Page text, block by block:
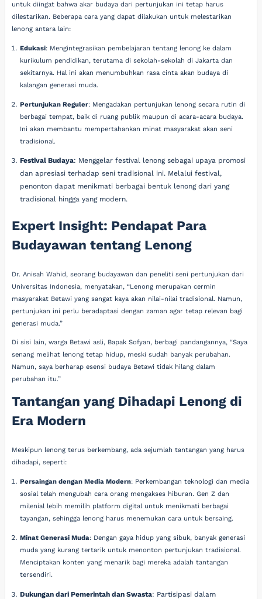
untuk diingat bahwa akar budaya dari pertunjukan ini tetap harus
dilestarikan. Beberapa cara yang dapat dilakukan untuk melestarikan
lenong antara lain:
Edukasi: Mengintegrasikan pembelajaran tentang lenong ke dalam
kurikulum pendidikan, terutama di sekolah-sekolah di Jakarta dan
sekitarnya. Hal ini akan menumbuhkan rasa cinta akan budaya di
kalangan generasi muda.
Pertunjukan Reguler: Mengadakan pertunjukan lenong secara rutin di
berbagai tempat, baik di ruang publik maupun di acara-acara budaya.
Ini akan membantu mempertahankan minat masyarakat akan seni
tradisional.
Festival Budaya: Menggelar festival lenong sebagai upaya promosi
dan apresiasi terhadap seni tradisional ini. Melalui festival,
penonton dapat menikmati berbagai bentuk lenong dari yang
tradisional hingga yang modern.
Expert Insight: Pendapat Para
Budayawan tentang Lenong
Dr. Anisah Wahid, seorang budayawan dan peneliti seni pertunjukan dari
Universitas Indonesia, menyatakan, “Lenong merupakan cermin
masyarakat Betawi yang sangat kaya akan nilai-nilai tradisional. Namun,
pertunjukan ini perlu beradaptasi dengan zaman agar tetap relevan bagi
generasi muda.”
Di sisi lain, warga Betawi asli, Bapak Sofyan, berbagi pandangannya, “Saya
senang melihat lenong tetap hidup, meski sudah banyak perubahan.
Namun, saya berharap esensi budaya Betawi tidak hilang dalam
perubahan itu.”
Tantangan yang Dihadapi Lenong di
Era Modern
Meskipun lenong terus berkembang, ada sejumlah tantangan yang harus
dihadapi, seperti:
Persaingan dengan Media Modern: Perkembangan teknologi dan media
sosial telah mengubah cara orang mengakses hiburan. Gen Z dan
milenial lebih memilih platform digital untuk menikmati berbagai
tayangan, sehingga lenong harus menemukan cara untuk bersaing.
Minat Generasi Muda: Dengan gaya hidup yang sibuk, banyak generasi
muda yang kurang tertarik untuk menonton pertunjukan tradisional.
Menciptakan konten yang menarik bagi mereka adalah tantangan
tersendiri.
Dukungan dari Pemerintah dan Swasta: Partisipasi dalam